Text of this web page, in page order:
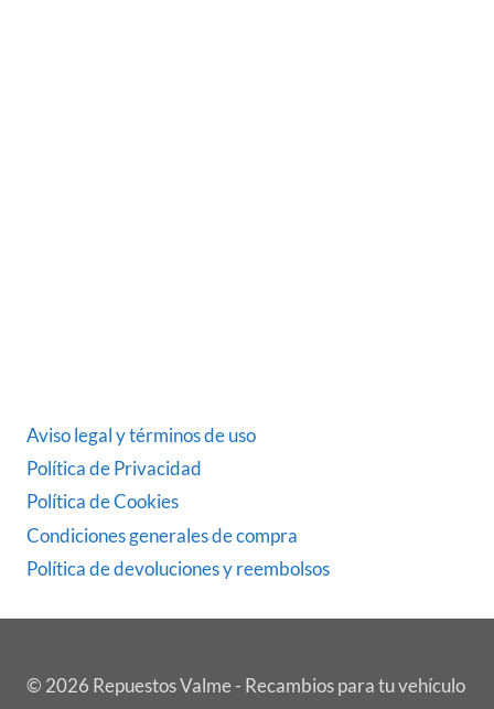
Aviso legal y términos de uso
Política de Privacidad
Política de Cookies
Condiciones generales de compra
Política de devoluciones y reembolsos
© 2026 Repuestos Valme - Recambios para tu vehículo